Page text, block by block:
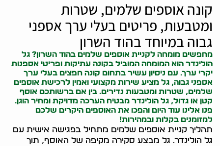
קונה אוספים שלמים, שטרות
ומטבעות, פריטים בעלי ערך אספני
גבוה במיוחד בהוד השרון
מחפשים מומחה לקניית אוספים שלמים בהוד השרון? גל
הולינדר הוא המומחה המוביל בקונה עתיקות ופריטי אספנות
יקרי ערך. עם ניסיון עשיר בתחום קונה חפצים בעלי ערך
אספני גבוה, גל מציע שירות מקצועי ואמין לרכישת אוספים
שלמים, שטרות ומטבעות נדירים. בין אם ברשותכם אוסף
קטן או גדול, גל הולינדר מבטיח הערכה מדויקת ומחיר הוגן.
פנו אלינו עוד היום והפכו את האוספים היקרים שלכם
למזומנים בקלות ובמהירות!
תהליך קניית אוספים שלמים מתחיל בפגישה אישית עם
גל הולינדר. גל מבצע סקירה מקיפה של האוסף, תוך